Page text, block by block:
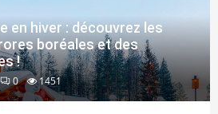
en hiver : découvrez les
boréales et des
!
0 1451